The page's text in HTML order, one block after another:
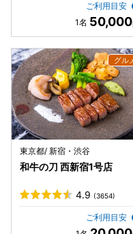
ご利用目安
50,000
東京都/ 新宿・渋谷
和牛の刀 西新宿1号店
4.9 (3654)
ご利用目安